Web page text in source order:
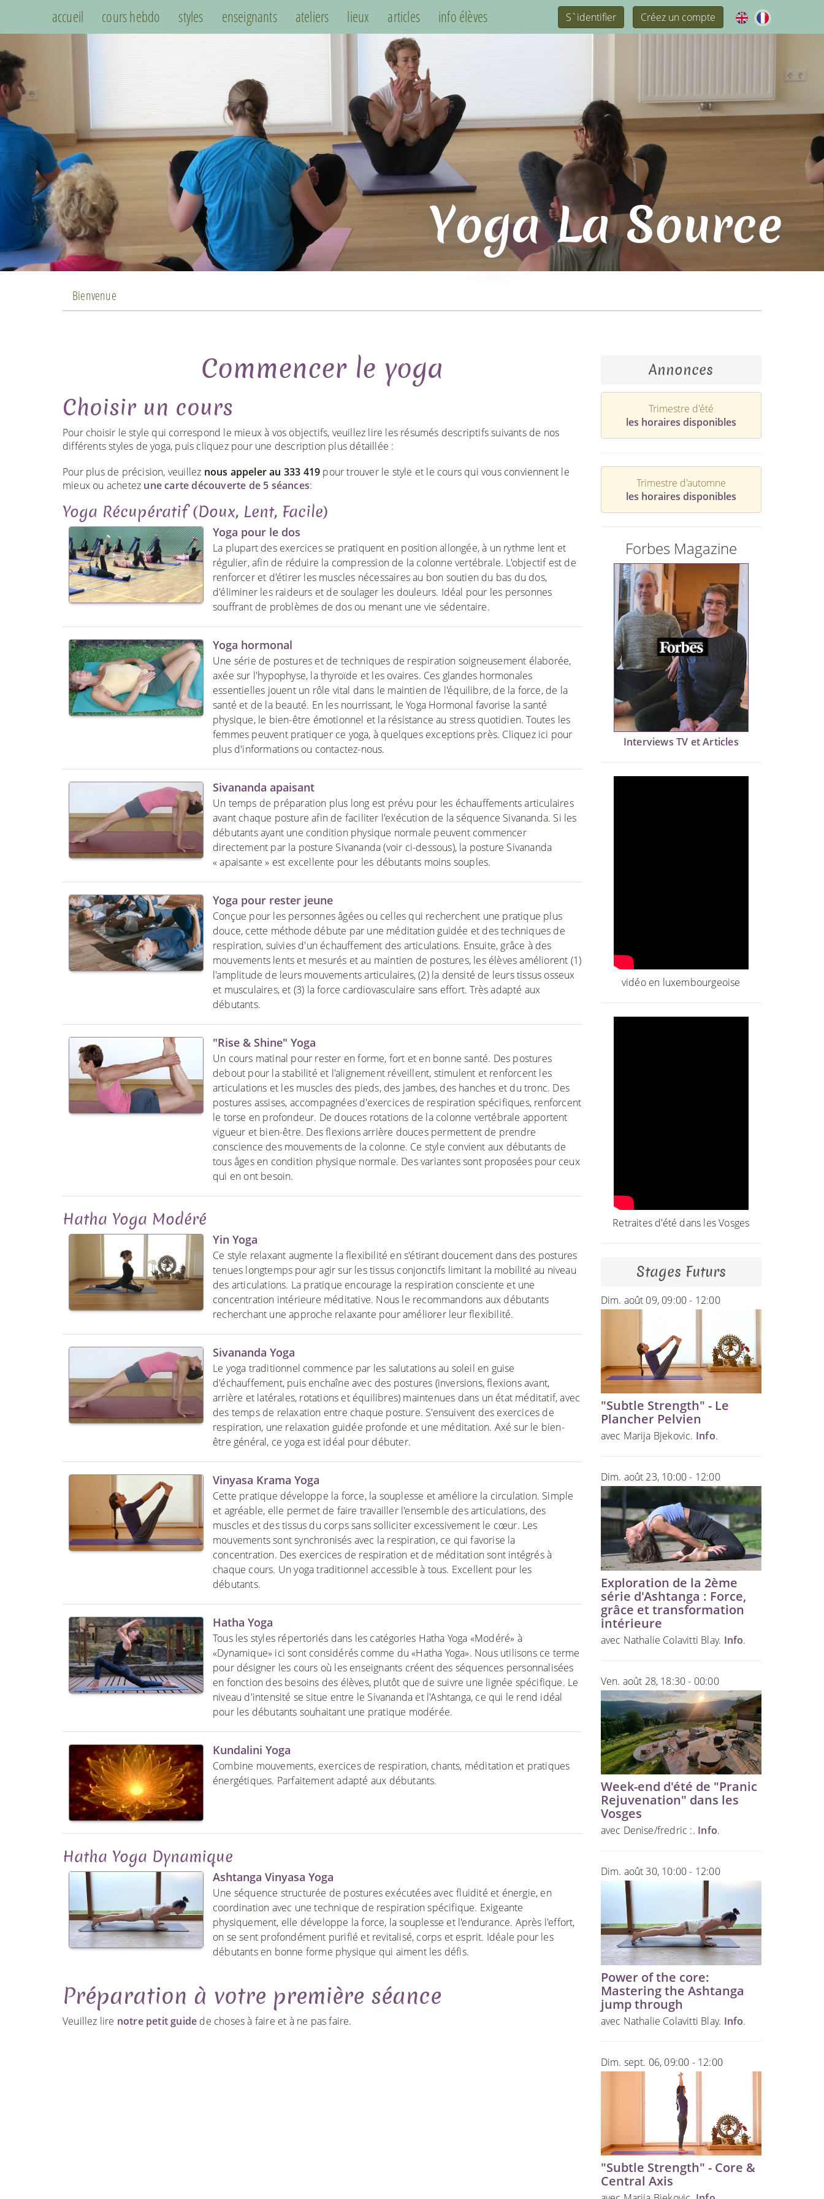
accueil cours hebdo styles enseignants ateliers lieux articles info élèves S`identifier Créez un compte
Yoga La Source
Bienvenue
Commencer le yoga
Choisir un cours
Pour choisir le style qui correspond le mieux à vos objectifs, veuillez lire les résumés descriptifs suivants de nos
différents styles de yoga, puis cliquez pour une description plus détaillée :
Pour plus de précision, veuillez nous appeler au 333 419 pour trouver le style et le cours qui vous conviennent le
mieux ou achetez une carte découverte de 5 séances:
Yoga Récupératif (Doux, Lent, Facile)
Yoga pour le dos
La plupart des exercices se pratiquent en position allongée, à un rythme lent et
régulier, afin de réduire la compression de la colonne vertébrale. L'objectif est de
renforcer et d'étirer les muscles nécessaires au bon soutien du bas du dos,
d'éliminer les raideurs et de soulager les douleurs. Idéal pour les personnes
souffrant de problèmes de dos ou menant une vie sédentaire.
Yoga hormonal
Une série de postures et de techniques de respiration soigneusement élaborée,
axée sur l'hypophyse, la thyroïde et les ovaires. Ces glandes hormonales
essentielles jouent un rôle vital dans le maintien de l'équilibre, de la force, de la
santé et de la beauté. En les nourrissant, le Yoga Hormonal favorise la santé
physique, le bien-être émotionnel et la résistance au stress quotidien. Toutes les
femmes peuvent pratiquer ce yoga, à quelques exceptions près. Cliquez ici pour
plus d'informations ou contactez-nous.
Sivananda apaisant
Un temps de préparation plus long est prévu pour les échauffements articulaires
avant chaque posture afin de faciliter l'exécution de la séquence Sivananda. Si les
débutants ayant une condition physique normale peuvent commencer
directement par la posture Sivananda (voir ci-dessous), la posture Sivananda
« apaisante » est excellente pour les débutants moins souples.
Yoga pour rester jeune
Conçue pour les personnes âgées ou celles qui recherchent une pratique plus
douce, cette méthode débute par une méditation guidée et des techniques de
respiration, suivies d'un échauffement des articulations. Ensuite, grâce à des
mouvements lents et mesurés et au maintien de postures, les élèves améliorent (1)
l'amplitude de leurs mouvements articulaires, (2) la densité de leurs tissus osseux
et musculaires, et (3) la force cardiovasculaire sans effort. Très adapté aux
débutants.
"Rise & Shine" Yoga
Un cours matinal pour rester en forme, fort et en bonne santé. Des postures
debout pour la stabilité et l'alignement réveillent, stimulent et renforcent les
articulations et les muscles des pieds, des jambes, des hanches et du tronc. Des
postures assises, accompagnées d'exercices de respiration spécifiques, renforcent
le torse en profondeur. De douces rotations de la colonne vertébrale apportent
vigueur et bien-être. Des flexions arrière douces permettent de prendre
conscience des mouvements de la colonne. Ce style convient aux débutants de
tous âges en condition physique normale. Des variantes sont proposées pour ceux
qui en ont besoin.
Hatha Yoga Modéré
Yin Yoga
Ce style relaxant augmente la flexibilité en s'étirant doucement dans des postures
tenues longtemps pour agir sur les tissus conjonctifs limitant la mobilité au niveau
des articulations. La pratique encourage la respiration consciente et une
concentration intérieure méditative. Nous le recommandons​ aux débutants
recherchant une approche relaxante pour améliorer leur flexibilité.
Sivananda Yoga
Le yoga traditionnel commence par les salutations au soleil en guise
d'échauffement, puis enchaîne avec des postures (inversions, flexions avant,
arrière et latérales, rotations et équilibres) maintenues dans un état méditatif, avec
des temps de relaxation entre chaque posture. S'ensuivent des exercices de
respiration, une relaxation guidée profonde et une méditation. Axé sur le bien-
être général, ce yoga est idéal pour débuter.
Vinyasa Krama Yoga
Cette pratique développe la force, la souplesse et améliore la circulation. Simple
et agréable, elle permet de faire travailler l'ensemble des articulations, des
muscles et des tissus du corps sans solliciter excessivement le cœur. Les
mouvements sont synchronisés avec la respiration, ce qui favorise la
concentration. Des exercices de respiration et de méditation sont intégrés à
chaque cours. Un yoga traditionnel accessible à tous. Excellent pour les
débutants.
Hatha Yoga
Tous les styles répertoriés dans les catégories Hatha Yoga «Modéré» à
«Dynamique» ici sont considérés comme du «Hatha Yoga». Nous utilisons ce terme
pour désigner les cours où les enseignants créent des séquences personnalisées
en fonction des besoins des élèves, plutôt que de suivre une lignée spécifique. Le
niveau d'intensité se situe entre le Sivananda et l'Ashtanga, ce qui le rend idéal
pour les débutants souhaitant une pratique modérée.
Kundalini Yoga
Combine mouvements, exercices de respiration, chants, méditation et pratiques
énergétiques. Parfaitement adapté aux débutants.
Hatha Yoga Dynamique
Ashtanga Vinyasa Yoga
Une séquence structurée de postures exécutées avec fluidité et énergie, en
coordination avec une technique de respiration spécifique. Exigeante
physiquement, elle développe la force, la souplesse et l'endurance. Après l'effort,
on se sent profondément purifié et revitalisé, corps et esprit. Idéale pour les
débutants en bonne forme physique qui aiment les défis.
Préparation à votre première séance
Veuillez lire notre petit guide de choses à faire et à ne pas faire.
Annonces
Trimestre d'été
les horaires disponibles
Trimestre d'automne
les horaires disponibles
Forbes Magazine
Interviews TV et Articles
vidéo en luxembourgeoise
Retraites d'été dans les Vosges
Stages Futurs
Dim. août 09, 09:00 - 12:00
"Subtle Strength" - Le
Plancher Pelvien
avec Marija Bjekovic. Info.
Dim. août 23, 10:00 - 12:00
Exploration de la 2ème
série d'Ashtanga : Force,
grâce et transformation
intérieure
avec Nathalie Colavitti Blay. Info.
Ven. août 28, 18:30 - 00:00
Week-end d'été de "Pranic
Rejuvenation" dans les
Vosges
avec Denise/fredric :. Info.
Dim. août 30, 10:00 - 12:00
Power of the core:
Mastering the Ashtanga
jump through
avec Nathalie Colavitti Blay. Info.
Dim. sept. 06, 09:00 - 12:00
"Subtle Strength" - Core &
Central Axis